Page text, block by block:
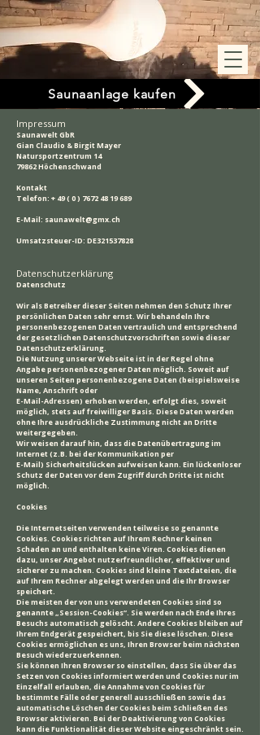
Saunaanlage kaufen
Impressum
Saunawelt GbR
Gian Claudio & Birgit Mayer
Natursportzentrum 14
79862 Höchenschwand
Kontakt
Telefon: + 49 ( 0 ) 7672 48 19 689
E-Mail: saunawelt@gmx.ch
Umsatzsteuer-ID: DE321537828
Datenschutzerklärung
Datenschutz
Wir als Betreiber dieser Seiten nehmen den Schutz Ihrer
persönlichen Daten sehr ernst. Wir behandeln Ihre
personenbezogenen Daten vertraulich und entsprechend
der gesetzlichen Datenschutzvorschriften sowie dieser
Datenschutzerklärung.
Die Nutzung unserer Webseite ist in der Regel ohne
Angabe personenbezogener Daten möglich. Soweit auf
unseren Seiten personenbezogene Daten (beispielsweise
Name, Anschrift oder
E-Mail-Adressen) erhoben werden, erfolgt dies, soweit
möglich, stets auf freiwilliger Basis. Diese Daten werden
ohne Ihre ausdrückliche Zustimmung nicht an Dritte
weitergegeben.
Wir weisen darauf hin, dass die Datenübertragung im
Internet (z.B. bei der Kommunikation per
E-Mail) Sicherheitslücken aufweisen kann. Ein lückenloser
Schutz der Daten vor dem Zugriff durch Dritte ist nicht
möglich.
Cookies
Die Internetseiten verwenden teilweise so genannte
Cookies. Cookies richten auf Ihrem Rechner keinen
Schaden an und enthalten keine Viren. Cookies dienen
dazu, unser Angebot nutzerfreundlicher, effektiver und
sicherer zu machen. Cookies sind kleine Textdateien, die
auf Ihrem Rechner abgelegt werden und die Ihr Browser
speichert.
Die meisten der von uns verwendeten Cookies sind so
genannte „Session-Cookies“. Sie werden nach Ende Ihres
Besuchs automatisch gelöscht. Andere Cookies bleiben auf
Ihrem Endgerät gespeichert, bis Sie diese löschen. Diese
Cookies ermöglichen es uns, Ihren Browser beim nächsten
Besuch wiederzuerkennen.
Sie können Ihren Browser so einstellen, dass Sie über das
Setzen von Cookies informiert werden und Cookies nur im
Einzelfall erlauben, die Annahme von Cookies für
bestimmte Fälle oder generell ausschließen sowie das
automatische Löschen der Cookies beim Schließen des
Browser aktivieren. Bei der Deaktivierung von Cookies
kann die Funktionalität dieser Website eingeschränkt sein.